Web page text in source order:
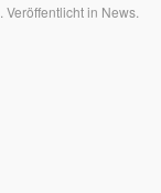
. Veröffentlicht in News.